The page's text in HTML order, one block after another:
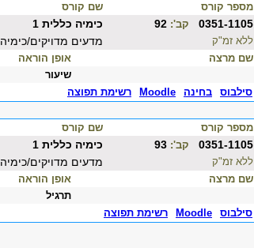
מספר קורס שם קורס
0351-1105 קב': כימיה כללית 1
ללא זמ"ק מדעים מדויקים/כימיה
שם מרצה אופן הוראה
שיעור
סילבוס
בחינה Moodle רשימת תפוצה
מספר קורס שם קורס
0351-1105 קב': כימיה כללית 1
ללא זמ"ק מדעים מדויקים/כימיה
שם מרצה אופן הוראה
תרגיל
סילבוס
Moodle רשימת תפוצה